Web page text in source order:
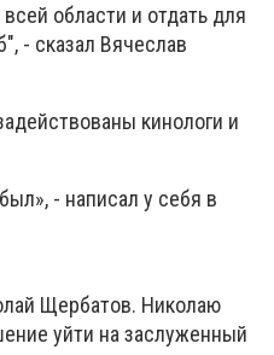
области и отдать для
- сказал Вячеслав
кинологи и
- написал у себя в
Щербатов. Николаю
уйти на заслуженный